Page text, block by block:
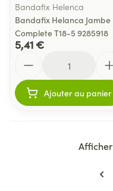
Bandafix Helenca
Bandafix Helanca Jambe
Complete T18-5 9285918
5,41 €
Ajouter au panier
Afficher